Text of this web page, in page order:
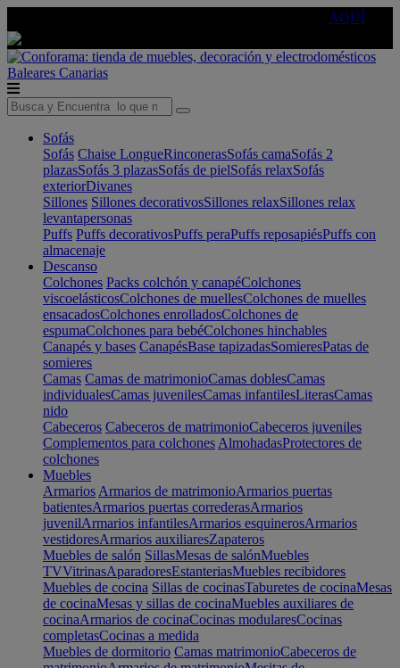
AQUÍ
Baleares Canarias
Sofás
Sofás Chaise LongueRinconerasSofás camaSofás 2
plazasSofás 3 plazasSofás de pielSofás relaxSofás
exteriorDivanes
Sillones Sillones decorativosSillones relaxSillones relax
levantapersonas
Puffs Puffs decorativosPuffs peraPuffs reposapiésPuffs con
almacenaje
Descanso
Colchones Packs colchón y canapéColchones
viscoelásticosColchones de muellesColchones de muelles
ensacadosColchones enrolladosColchones de
espumaColchones para bebéColchones hinchables
Canapés y bases CanapésBase tapizadasSomieresPatas de
somieres
Camas Camas de matrimonioCamas doblesCamas
individualesCamas juvenilesCamas infantilesLiterasCamas
nido
Cabeceros Cabeceros de matrimonioCabeceros juveniles
Complementos para colchones AlmohadasProtectores de
colchones
Muebles
Armarios Armarios de matrimonioArmarios puertas
batientesArmarios puertas correderasArmarios
juvenilArmarios infantilesArmarios esquinerosArmarios
vestidoresArmarios auxiliaresZapateros
Muebles de salón SillasMesas de salónMuebles
TVVitrinasAparadoresEstanteriasMuebles recibidores
Muebles de cocina Sillas de cocinasTaburetes de cocinaMesas
de cocinaMesas y sillas de cocinaMuebles auxiliares de
cocinaArmarios de cocinaCocinas modularesCocinas
completasCocinas a medida
Muebles de dormitorio Camas matrimonioCabeceros de